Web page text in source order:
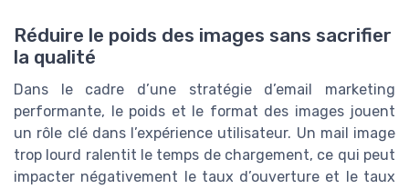
Réduire le poids des images sans sacrifier
la qualité
Dans le cadre d’une stratégie d’email marketing
performante, le poids et le format des images jouent
un rôle clé dans l’expérience utilisateur. Un mail image
trop lourd ralentit le temps de chargement, ce qui peut
impacter négativement le taux d’ouverture et le taux